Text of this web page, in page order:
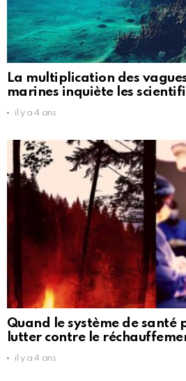
La multiplication des
marines inquiète les
il y a 4 ans
Quand le système de santé
lutter contre le
il y a 4 ans